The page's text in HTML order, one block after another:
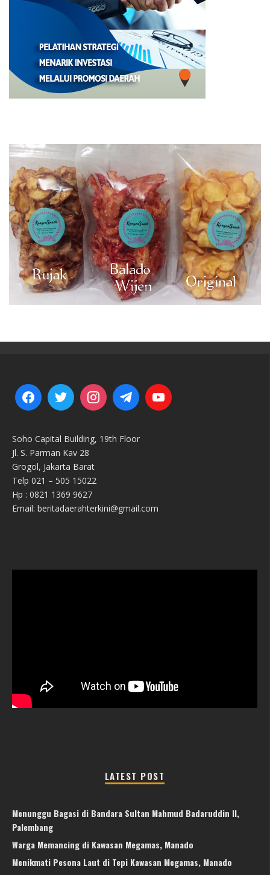
Soho Capital Building, 19th Floor
Jl. S. Parman Kav 28
Grogol, Jakarta Barat
Telp 021 – 505 15022
Hp : 0821 1369 9627
Email: beritadaerahterkini@gmail.com
LATEST POST
Menunggu Bagasi di Bandara Sultan Mahmud Badaruddin II,
Palembang
Warga Memancing di Kawasan Megamas, Manado
Menikmati Pesona Laut di Tepi Kawasan Megamas, Manado